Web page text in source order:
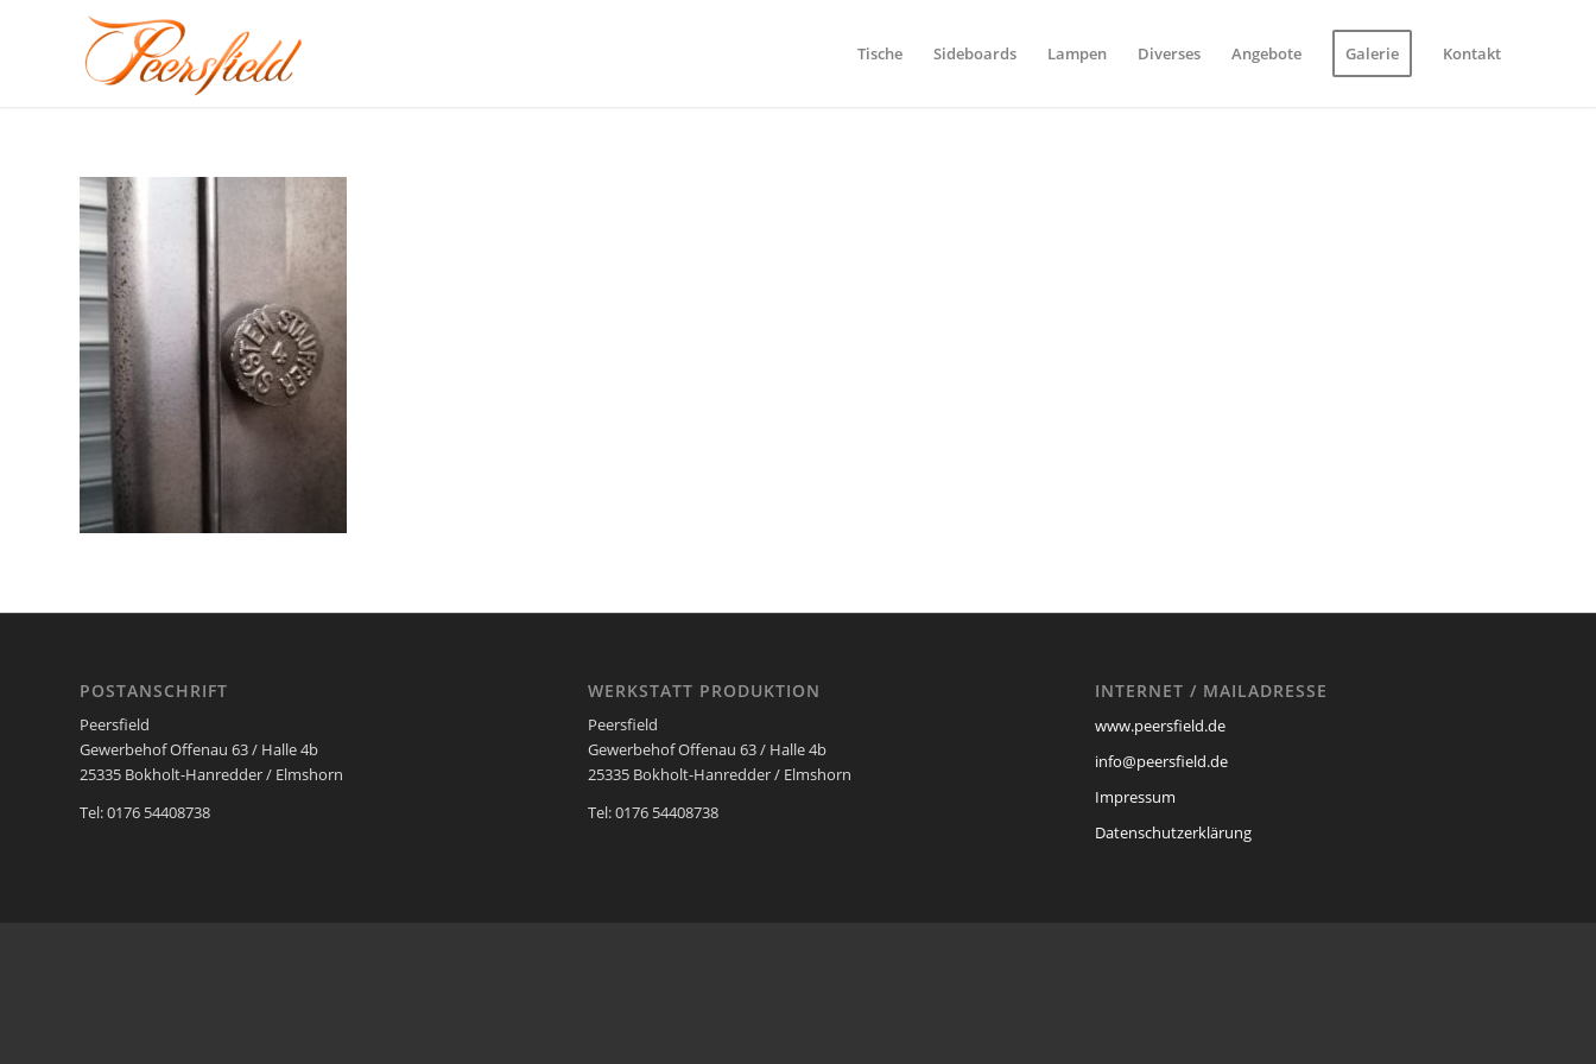
Tische Sideboards Lampen Diverses Angebote Galerie Kontakt
POSTANSCHRIFT
Peersfield
Gewerbehof Offenau 63 / Halle 4b
25335 Bokholt-Hanredder / Elmshorn
Tel: 0176 54408738
WERKSTATT PRODUKTION
Peersfield
Gewerbehof Offenau 63 / Halle 4b
25335 Bokholt-Hanredder / Elmshorn
Tel: 0176 54408738
INTERNET / MAILADRESSE
www.peersfield.de
info@peersfield.de
Impressum
Datenschutzerklärung